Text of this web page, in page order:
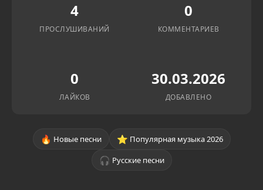
4
ПРОСЛУШИВАНИЙ
0
КОММЕНТАРИЕВ
0
ЛАЙКОВ
30.03.2026
ДОБАВЛЕНО
🔥 Новые песни ⭐ Популярная музыка 2026
🎧 Русские песни